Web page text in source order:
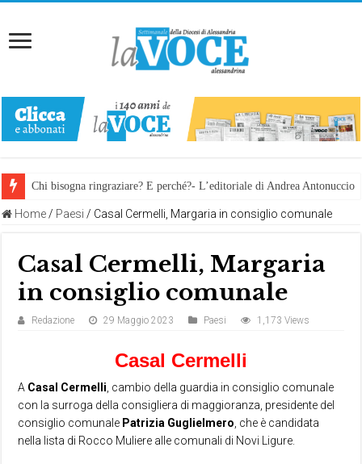
Chi bisogna ringraziare? E perché?- L’editoriale di Andrea Antonuccio
Home / Paesi / Casal Cermelli, Margaria in consiglio comunale
Casal Cermelli, Margaria
in consiglio comunale
Redazione 29 Maggio 2023 Paesi 1,173 Views
Casal Cermelli
A Casal Cermelli , cambio della guardia in consiglio comunale
con la surroga della consigliera di maggioranza, presidente del
consiglio comunale Patrizia Guglielmero , che è candidata
nella lista di Rocco Muliere alle comunali di Novi Ligure.